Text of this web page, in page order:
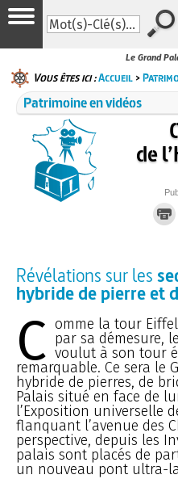
Le Grand
Vous êtes ici :Accueil >
Patrimoine en vidéos
de
Révélations sur les
hybride de pierre et
C omme la tour
par sa démesure,
voulut à son tour
remarquable. Ce sera le
hybride de pierres, de
Palais situé en face de
l’Exposition universelle
flanquant l’avenue des
perspective, depuis les
palais sont placés de
un nouveau pont ultra-